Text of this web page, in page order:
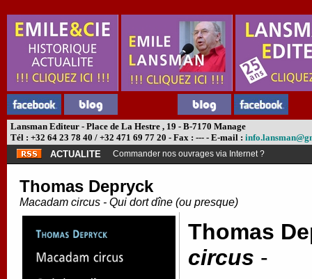
Lansman Editeur - Place de La Hestre , 19 - B-7170 Manage
Tél : +32 64 23 78 40 / +32 471 69 77 20 - Fax : --- - E-mail :
ACTUALITE
Abonnement théâtre ?
Thomas Depryck
Macadam circus - Qui dort dîne (ou presque)
Thomas
circus -